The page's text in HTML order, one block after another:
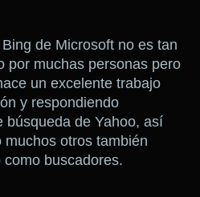
de Microsoft no es tan
por muchas personas pero
un excelente trabajo
y respondiendo
búsqueda de Yahoo, así
otros también
buscadores.